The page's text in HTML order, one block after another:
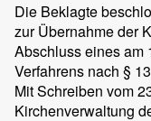
Die Beklagte
zur Übernahme der
Abschluss eines am
Verfahrens nach §
Mit Schreiben vom
Kirchenverwaltung